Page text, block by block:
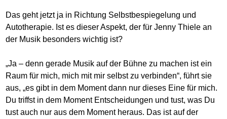
Das geht jetzt ja in Richtung Selbstbespiegelung und
Autotherapie. Ist es dieser Aspekt, der für Jenny Thiele an
der Musik besonders wichtig ist?
„Ja – denn gerade Musik auf der Bühne zu machen ist ein
Raum für mich, mich mit mir selbst zu verbinden“, führt sie
aus, „es gibt in dem Moment dann nur dieses Eine für mich.
Du triffst in dem Moment Entscheidungen und tust, was Du
tust auch nur aus dem Moment heraus. Das ist auf der